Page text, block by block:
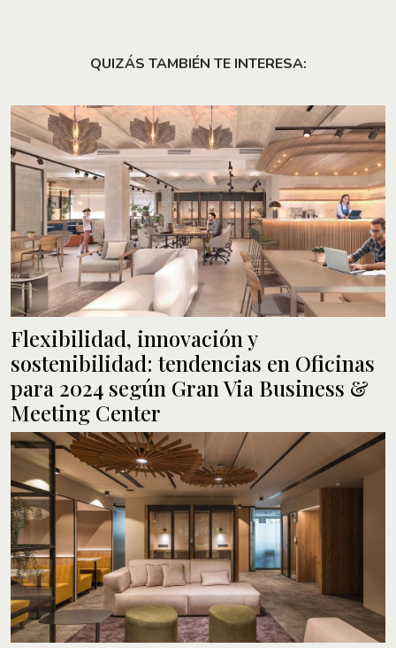
QUIZÁS TAMBIÉN TE INTERESA:
Flexibilidad, innovación y
sostenibilidad: tendencias en Oficinas
para 2024 según Gran Via Business &
Meeting Center